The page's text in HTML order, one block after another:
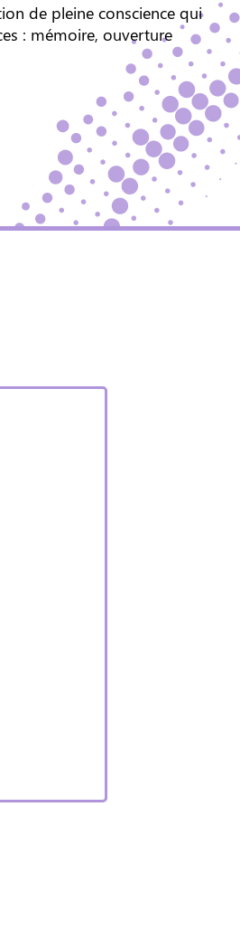
de pleine conscience qui
: mémoire, ouverture